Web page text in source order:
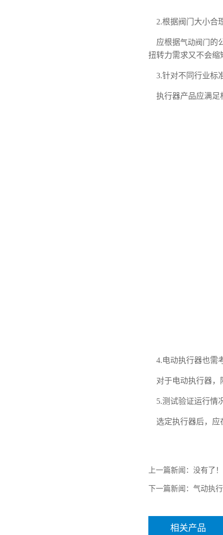
2.根据阀门大小合
应根据气动阀门
的
扭转力需求又不会缩
3.针对不同行业标
执行器产品应满足
4.电动执行器也需
对于电动执行器，
5.测试验证运行情
选定执行器后，应
上一篇新闻：没有了！
下一篇新闻：气动执
相关产品